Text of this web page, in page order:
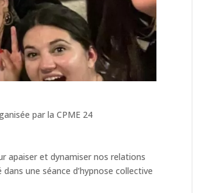
par la CPME 24
apaiser et dynamiser nos relations
une séance d’hypnose collective